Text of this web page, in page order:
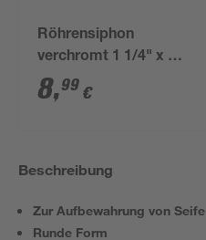
Röhrensiphon
verchromt 1 1/4" x 32
mm
8,99 €
Beschreibung
Zur Aufbewahrung von Seife
Runde Form